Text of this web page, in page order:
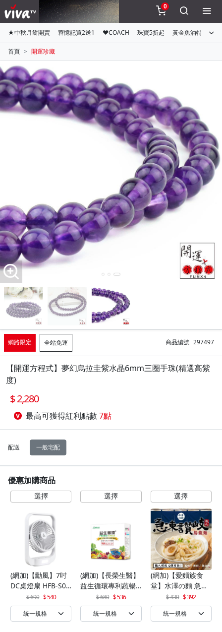
0
★中秋月餅開賣 蓉憶記買2送1 ♥COACH 珠寶5折起 黃金魚油特惠組
首頁 開運珍藏
網路限定 全站免運 商品編號 297497
【開運方程式】夢幻烏拉圭紫水晶6mm三圈手珠(精選高紫
度)
2,280
最高可獲得紅利點數 7點
配送 一般宅配
優惠加購商品
(網加)【勳風】7吋
DC桌燈扇 HFB-S06
690 540
(網加)【長榮生醫】
益生循環專利蔬暢
配方輕體順暢(30包/
盒)x1
680 536
(網加)【愛麵族食
堂】水澤の麵 急凍
讚岐烏龍麵 200gx5
入(袋)*2組(10入)
430 392